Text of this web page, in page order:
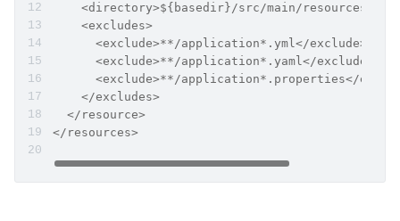
<directory>${basedir}/src/main/resources</
    <excludes>
      <exclude>**/application*.yml</exclude>
      <exclude>**/application*.yaml</exclude>
<exclude>**/application*.properties</
    </excludes>
  </resource>
</resources>